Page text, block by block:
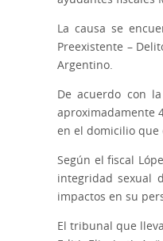
La causa se
Preexistente –
Argentino.
De acuerdo con
aproximadamente
en el domicilio que
Según el fiscal
integridad sexual
impactos en su
El tribunal que